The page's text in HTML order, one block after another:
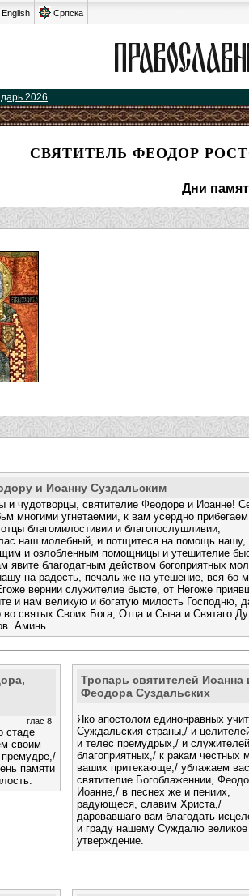
English Српска
2026
СВЯТИТЕЛЬ ФЕОДОР
Дни
и Иоанну Суздальским
и чудотворцы, святителие Феодоре и Иоанне!
многими угнетаемии, к вам усердно
благомилостивии и благопослушливии,
наш молебный, и потщитеся на помощь нашу,
и озлобленным помощницы и утешителие
явите благодатным действом богоприятных
на радость, печаль же на утешение, вся бо
вернии служителие бысте, от Негоже
и нам великую и богатую милость Господню,
святых Своих Бога, Отца и Сына и Святаго
Аминь.
глас 8
стаде
своим
памяти
Тропарь святителей Иоанна
Феодора Суздальских
Яко апостолом единонравных
Суждальския страны,/ и
и телес премудрых,/ и
благоприятных,/ к ракам честных
ваших притекающе,/ ублажаем вас,
святителие Богоблаженнии,
Иоанне,/ в песнех же и пениих,
радующеся, славим Христа,/
даровавшаго вам благодать
и граду нашему Суждалю великое
утверждение.